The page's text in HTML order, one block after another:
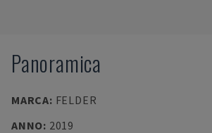
Panoramica
MARCA: FELDER
ANNO: 2019